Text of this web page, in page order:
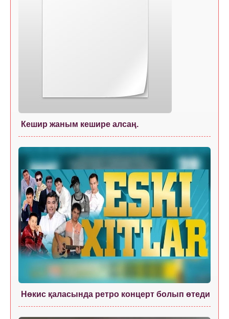
Кешир жаным кешире алсаң.
Нөкис қаласында ретро концерт болып өтеди